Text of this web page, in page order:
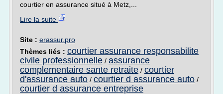
courtier en assurance situé à Metz,...
Lire la suite
Site : erassur.pro
Thèmes liés : courtier assurance responsabilite
civile professionnelle / assurance
complementaire sante retraite / courtier
d'assurance auto / courtier d assurance auto /
courtier d assurance entreprise